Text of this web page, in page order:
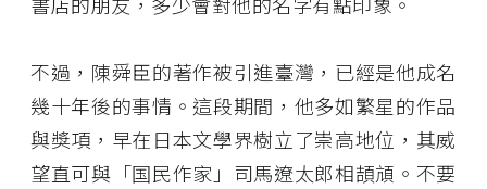
不過，陳舜臣的著作被引進臺灣，已經是他成名
幾十年後的事情。這段期間，他多如繁星的作品
與獎項，早在日本文學界樹立了崇高地位，其威
望直可與「国民作家」司馬遼太郎相頡頏。不要